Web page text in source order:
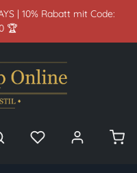
| 10% Rabatt mit Code:
🏆